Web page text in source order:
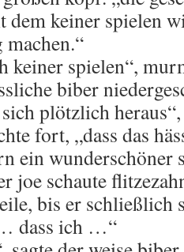
dem keiner spielen
keiner spielen“,
biber
plötzlich
fort, „dass das
ein wunderschöner
joe schaute
bis er schließlich
dass ich …“